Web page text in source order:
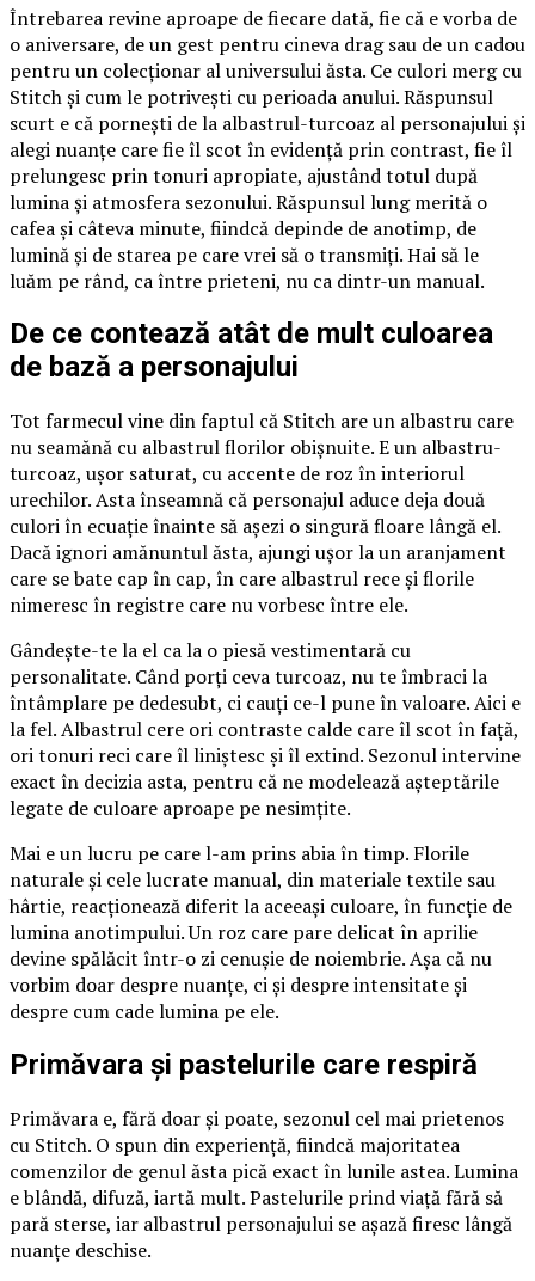
Întrebarea revine aproape de fiecare dată, fie că e vorba de
o aniversare, de un gest pentru cineva drag sau de un cadou
pentru un colecționar al universului ăsta. Ce culori merg cu
Stitch și cum le potrivești cu perioada anului. Răspunsul
scurt e că pornești de la albastrul-turcoaz al personajului și
alegi nuanțe care fie îl scot în evidență prin contrast, fie îl
prelungesc prin tonuri apropiate, ajustând totul după
lumina și atmosfera sezonului. Răspunsul lung merită o
cafea și câteva minute, fiindcă depinde de anotimp, de
lumină și de starea pe care vrei să o transmiți. Hai să le
luăm pe rând, ca între prieteni, nu ca dintr-un manual.
De ce contează atât de mult culoarea
de bază a personajului
Tot farmecul vine din faptul că Stitch are un albastru care
nu seamănă cu albastrul florilor obișnuite. E un albastru-
turcoaz, ușor saturat, cu accente de roz în interiorul
urechilor. Asta înseamnă că personajul aduce deja două
culori în ecuație înainte să așezi o singură floare lângă el.
Dacă ignori amănuntul ăsta, ajungi ușor la un aranjament
care se bate cap în cap, în care albastrul rece și florile
nimeresc în registre care nu vorbesc între ele.
Gândește-te la el ca la o piesă vestimentară cu
personalitate. Când porți ceva turcoaz, nu te îmbraci la
întâmplare pe dedesubt, ci cauți ce-l pune în valoare. Aici e
la fel. Albastrul cere ori contraste calde care îl scot în față,
ori tonuri reci care îl liniștesc și îl extind. Sezonul intervine
exact în decizia asta, pentru că ne modelează așteptările
legate de culoare aproape pe nesimțite.
Mai e un lucru pe care l-am prins abia în timp. Florile
naturale și cele lucrate manual, din materiale textile sau
hârtie, reacționează diferit la aceeași culoare, în funcție de
lumina anotimpului. Un roz care pare delicat în aprilie
devine spălăcit într-o zi cenușie de noiembrie. Așa că nu
vorbim doar despre nuanțe, ci și despre intensitate și
despre cum cade lumina pe ele.
Primăvara și pastelurile care respiră
Primăvara e, fără doar și poate, sezonul cel mai prietenos
cu Stitch. O spun din experiență, fiindcă majoritatea
comenzilor de genul ăsta pică exact în lunile astea. Lumina
e blândă, difuză, iartă mult. Pastelurile prind viață fără să
pară sterse, iar albastrul personajului se așază firesc lângă
nuanțe deschise.